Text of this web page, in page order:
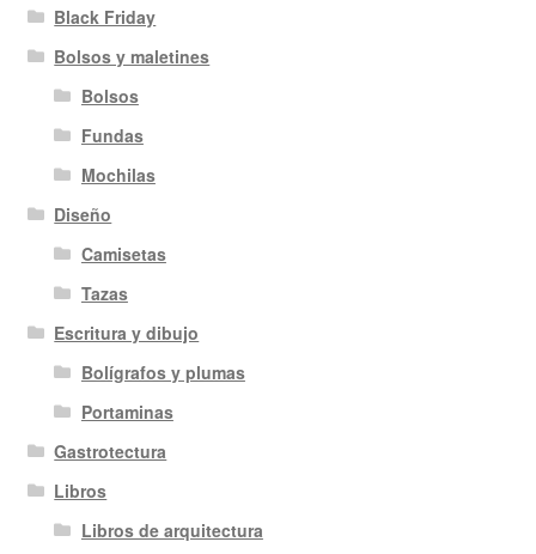
Black Friday
Bolsos y maletines
Bolsos
Fundas
Mochilas
Diseño
Camisetas
Tazas
Escritura y dibujo
Bolígrafos y plumas
Portaminas
Gastrotectura
Libros
Libros de arquitectura